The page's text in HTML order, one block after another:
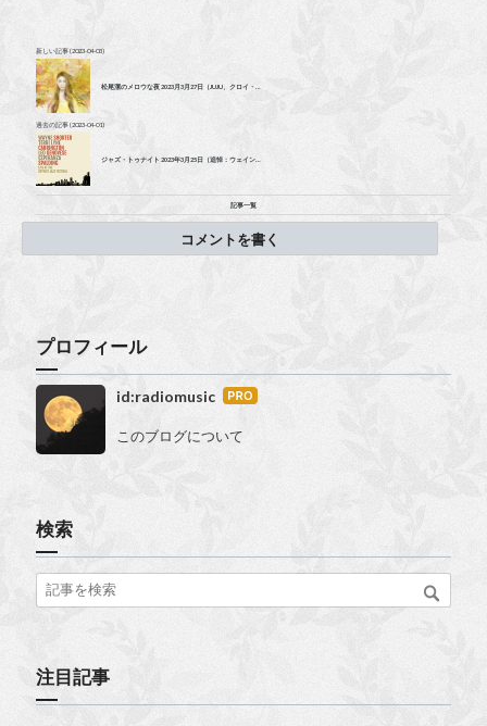
新しい記事(2023-04-03)
松尾潔のメロウな夜 2023月3月27日（JUJU、クロイ・…
過去の記事(2023-04-01)
ジャズ・トゥナイト 2023年3月25日（追悼：ウェイン…
記事一覧
コメントを書く
プロフィール
id:radiomusic はて
ログ
このブログについて
検索
注目記事